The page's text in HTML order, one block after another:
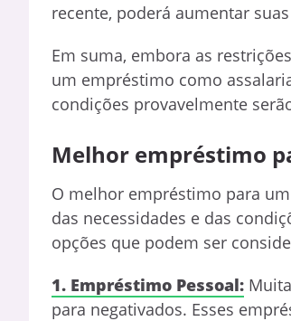
recente, poderá aumentar
Em suma, embora as
um empréstimo como
condições provavelmente
Melhor empréstimo
O melhor empréstimo para
das necessidades e das
opções que podem ser
1. Empréstimo Pessoal:
para negativados. Esses